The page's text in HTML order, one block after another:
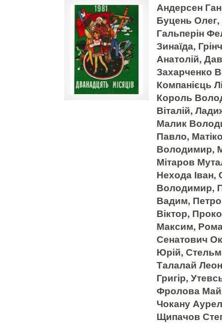
Андерсен
Буцень
Гальперін
Зинаїда,
Анатолій,
Захарченко
Компанієць
Король
Віталій,
Малик
Павло,
Володимир,
Мітаров
Нехода
Володимир,
Вадим,
Віктор,
Максим,
Сенатович
Юрій,
Талалай
Григір,
Фролова
Чокану
Щипачов